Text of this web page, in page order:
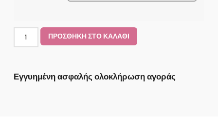
ΠΡΟΣΘΗΚΗ ΣΤΟ ΚΑΛΑΘΙ
Εγγυημένη ασφαλής ολοκλήρωση αγοράς